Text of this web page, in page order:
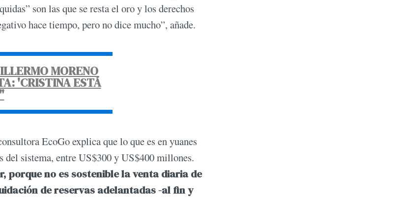
son las que se resta el oro y los derechos
hace tiempo, pero no dice mucho”, añade.
MORENO
'CRISTINA ESTÁ
EcoGo explica que lo que es en yuanes
del sistema, entre US$300 y US$400 millones.
porque no es sostenible la venta diaria de
de reservas adelantadas -al fin y